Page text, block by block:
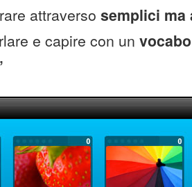
attraverso semplici
e capire con un